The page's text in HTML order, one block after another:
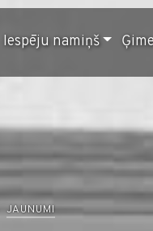
Iespēju namiņš
JAUNUMI